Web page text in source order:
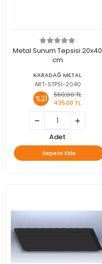
Metal Sunum Tepsisi 20x40
cm
KARADAĞ METAL
ART-STPSI-2040
%21
550,00 TL
435,00 TL
Adet
Sepete Ekle